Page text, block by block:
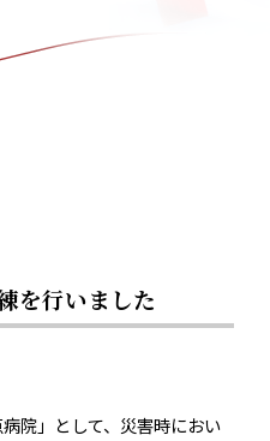
を行いました
院」として、災害時におい